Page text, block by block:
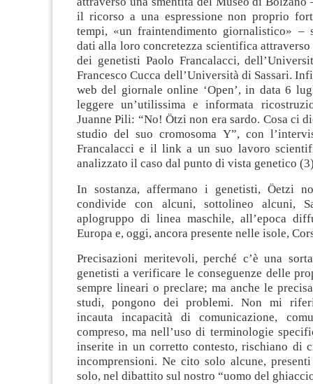
il ricorso a una espressione non proprio
tempi, «un fraintendimento giornalistico» –
dati alla loro concretezza scientifica
dei genetisti Paolo Francalacci,
Francesco Cucca dell’Università di Sassari.
web del giornale online ‘Open’, in data 6
leggere un’utilissima e informata
Juanne Pili: “No! Ötzi non era sardo. Cosa ci
studio del suo cromosoma Y”, con
Francalacci e il link a un suo lavoro
analizzato il caso dal punto di vista genetico
In sostanza, affermano i genetisti, Öetzi
condivide con alcuni, sottolineo alcuni,
aplogruppo di linea maschile, all’epoca
Europa e, oggi, ancora presente nelle isole,
Precisazioni meritevoli, perché c’è una
genetisti a verificare le conseguenze delle
sempre lineari o preclare; ma anche le
studi, pongono dei problemi. Non mi
incauta incapacità di comunicazione,
compreso, ma nell’uso di terminologie
inserite in un corretto contesto, rischiano di
incomprensioni. Ne cito solo alcune,
solo, nel dibattito sul nostro “uomo del